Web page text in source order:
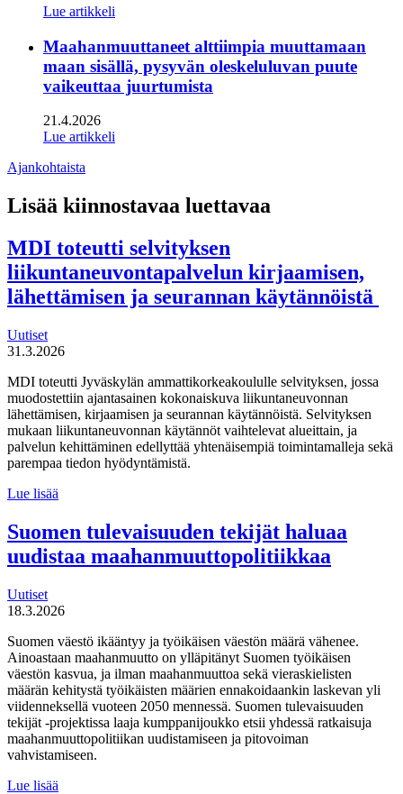
Lue artikkeli
Maahanmuuttaneet alttiimpia muuttamaan
maan sisällä, pysyvän oleskeluluvan puute
vaikeuttaa juurtumista
21.4.2026
Lue artikkeli
Ajankohtaista
Lisää kiinnostavaa luettavaa
MDI toteutti selvityksen
liikuntaneuvontapalvelun kirjaamisen,
lähettämisen ja seurannan käytännöistä
Uutiset
31.3.2026
MDI toteutti Jyväskylän ammattikorkeakoululle selvityksen, jossa
muodostettiin ajantasainen kokonaiskuva liikuntaneuvonnan
lähettämisen, kirjaamisen ja seurannan käytännöistä. Selvityksen
mukaan liikuntaneuvonnan käytännöt vaihtelevat alueittain, ja
palvelun kehittäminen edellyttää yhtenäisempiä toimintamalleja sekä
parempaa tiedon hyödyntämistä.
Lue lisää
liikuntaneuvontapalvelun
kirjaamisen,
lähettämisen
käytännöistä
Suomen tulevaisuuden tekijät haluaa
uudistaa maahanmuuttopolitiikkaa
Uutiset
18.3.2026
Suomen väestö ikääntyy ja työikäisen väestön määrä vähenee.
Ainoastaan maahanmuutto on ylläpitänyt Suomen työikäisen
väestön kasvua, ja ilman maahanmuuttoa sekä vieraskielisten
määrän kehitystä työikäisten määrien ennakoidaankin laskevan yli
viidenneksellä vuoteen 2050 mennessä. Suomen tulevaisuuden
tekijät -projektissa laaja kumppanijoukko etsii yhdessä ratkaisuja
maahanmuuttopolitiikan uudistamiseen ja pitovoiman
vahvistamiseen.
Lue lisää